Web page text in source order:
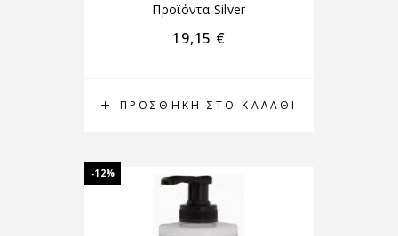
ΠΡΟΣΘΉΚΗ ΣΤΟ ΚΑΛΆΘΙ
Προϊόντα Silver
19,15 €
-12%